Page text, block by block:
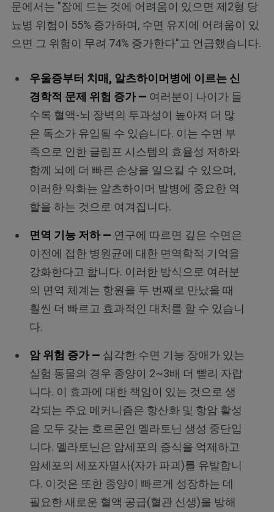
문에서는 "잠에 드는 것에 어려움이 있으면 제2형 당
뇨병 위험이 55% 증가하며, 수면 유지에 어려움이 있
으면 그 위험이 무려 74% 증가한다"고 언급했습니다.
우울증부터 치매, 알츠하이머병에 이르는 신
경학적 문제 위험 증가 — 여러분이 나이가 들
수록 혈액-뇌 장벽의 투과성이 높아져 더 많
은 독소가 유입될 수 있습니다. 이는 수면 부
족으로 인한 글림프 시스템의 효율성 저하와
함께 뇌에 더 빠른 손상을 일으킬 수 있으며,
이러한 악화는 알츠하이머 발병에 중요한 역
할을 하는 것으로 여겨집니다.
면역 기능 저하 — 연구에 따르면 깊은 수면은
이전에 접한 병원균에 대한 면역학적 기억을
강화한다고 합니다. 이러한 방식으로 여러분
의 면역 체계는 항원을 두 번째로 만났을 때
훨씬 더 빠르고 효과적인 대처를 할 수 있습니
다.
암 위험 증가 — 심각한 수면 기능 장애가 있는
실험 동물의 경우 종양이 2~3배 더 빨리 자랍
니다. 이 효과에 대한 책임이 있는 것으로 생
각되는 주요 메커니즘은 항산화 및 항암 활성
을 모두 갖는 호르몬인 멜라토닌 생성 중단입
니다. 멜라토닌은 암세포의 증식을 억제하고
암세포의 세포자멸사(자가 파괴)를 유발합니
다. 이것은 또한 종양이 빠르게 성장하는 데
필요한 새로운 혈액 공급(혈관 신생)을 방해